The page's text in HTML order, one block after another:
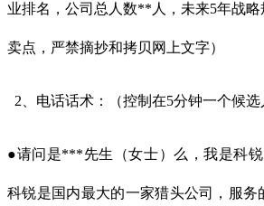
业排名，公司总人数**人，未来5年战
卖点，严禁摘抄和拷贝网上文字）
2、电话话术：（控制在5分钟一个候选
●请问是***先生（女士）么，我是科
科锐是国内最大的一家猎头公司，服务